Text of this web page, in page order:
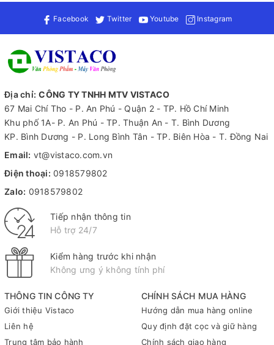
Tăng cường độ rõ nét và thoải mái khi xem
mọi nội dung
liệu, bảng tính
trên màn hình
kế tinh gọn. Màn
hình có kích
màu sang tông
ấm hơn để bảo
vệ mắt khi sử
dụng lâu dài.
Facebook Twitter Youtube Instagram
THÔNG TIN CÔNG TY
Giới thiệu Vistaco
Liên hệ
Trung tâm bảo hành
CHÍNH SÁCH MUA HÀNG
Hướng dẫn mua hàng online
Quy định đặt cọc và giữ hàng
Chính sách giao hàng
Địa chỉ: CÔNG TY TNHH MTV VISTACO
67 Mai Chí Tho - P. An Phú - Quận 2 - TP. Hồ Chí Minh
Khu phố 1A- P. An Phú - TP. Thuận An - T. Bình Dương
KP. Bình Dương - P. Long Bình Tân - TP. Biên Hòa - T. Đồng Nai
Email: vt@vistaco.com.vn
Điện thoại: 0918579802
Zalo: 0918579802
Tiếp nhận thông tin
Hỗ trợ 24/7
Kiểm hàng trước khi nhận
Không ưng ý không tính phí